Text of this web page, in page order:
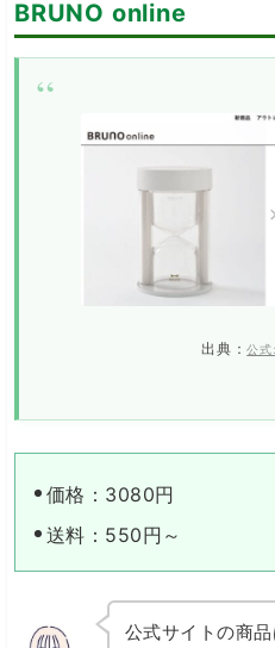
BRUNO online
出典：公式
価格：3080円
送料：550円～
公式サイトの商